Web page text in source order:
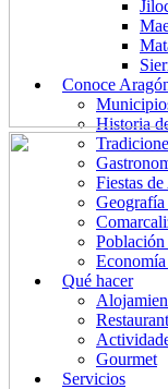
Conoce
Historia
Fiestas
Qué hacer
Gourmet
Servicios